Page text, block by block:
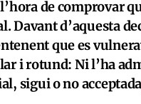
de comprovar
Davant d’aquesta
que es
i rotund: Ni l’ha
sigui o no